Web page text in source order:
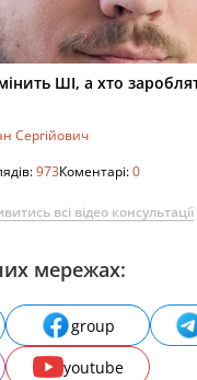
ШІ, а хто
Сергійович
973Коментарі:0
всі відео консультації
мережах:
group
youtube